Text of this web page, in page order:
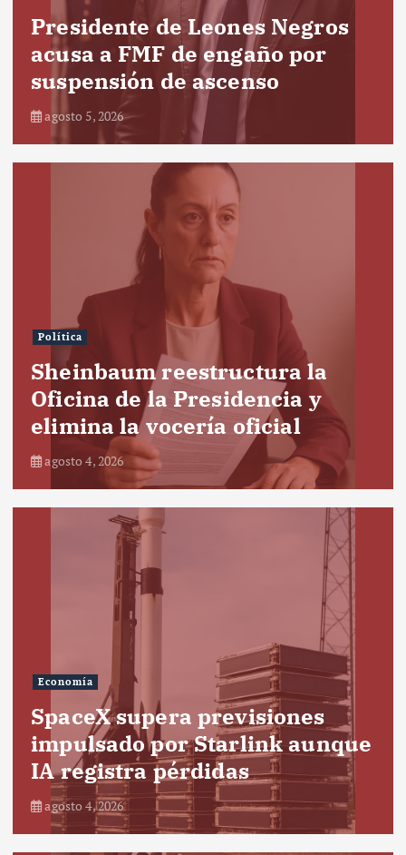
Presidente de Leones Negros
acusa a FMF de engaño por
suspensión de ascenso
agosto 5, 2026
Política
Sheinbaum reestructura la
Oficina de la Presidencia y
elimina la vocería oficial
agosto 4, 2026
Economía
SpaceX supera previsiones
impulsado por Starlink aunque
IA registra pérdidas
agosto 4, 2026